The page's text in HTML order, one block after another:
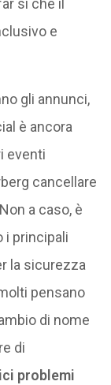
sì che il
e
gli annunci,
è ancora
eventi
cancellare
a caso, è
i principali
la sicurezza
pensano
di nome
di
problemi